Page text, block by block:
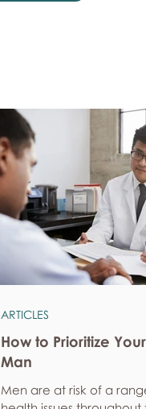
How to Prioritize
Man
Men are at risk of a
ARTICLES